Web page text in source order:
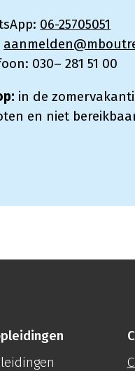
06-25705051
030– 281 51 00
in de
en niet